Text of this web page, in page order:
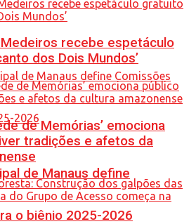
de Manaus define
o biênio 2025-2026
recebe espetáculo
dos Dois Mundos’
de Memórias’ emociona
tradições e afetos da